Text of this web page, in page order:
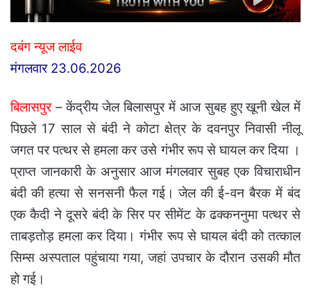
दबंग न्यूज लाईव
मंगलवार 23.06.2026
बिलासपुर– केंद्रीय जेल बिलासपुर में आज सुबह हुए खूनी खेल में
पिछले 17 साल से बंदी ने कोटा क्षेत्र के दवनपुर निवासी नीलू
जगत पर पत्थर से हमला कर उसे गंभीर रूप से घायल कर दिया ।
प्राप्त जानकारी के अनुसार आज मंगलवार सुबह एक विचाराधीन
बंदी की हत्या से सनसनी फैल गई। जेल की ई-वन बैरक में बंद
एक कैदी ने दूसरे बंदी के सिर पर सीमेंट के ढक्कननुमा पत्थर से
ताबड़तोड़ हमला कर दिया। गंभीर रूप से घायल बंदी को तत्काल
सिम्स अस्पताल पहुंचाया गया, जहां उपचार के दौरान उसकी मौत
हो गई।